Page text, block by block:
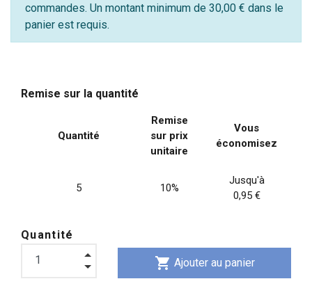
commandes. Un montant minimum de 30,00 € dans le
panier est requis.
Remise sur la quantité
Quantité
Remise
sur prix
unitaire
Vous
économisez
5 10%
Jusqu'à
0,95 €
Quantité
shopping_cart Ajouter au panier